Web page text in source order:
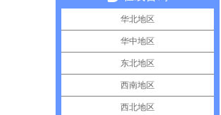
华北地区
华中地区
东北地区
西南地区
西北地区